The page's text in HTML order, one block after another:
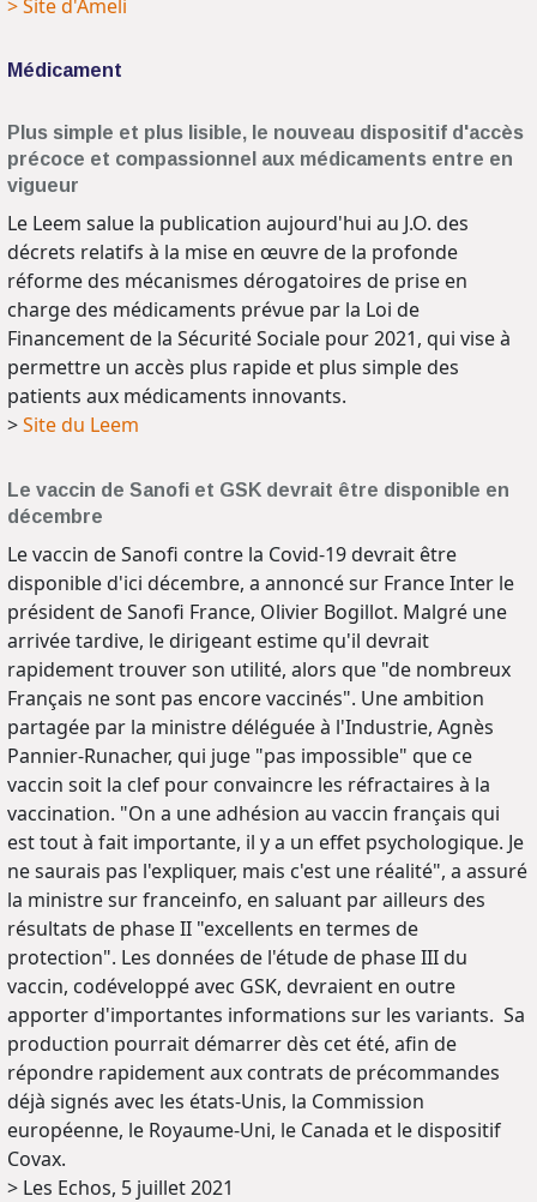
> Site d'Ameli
Médicament
Plus simple et plus lisible, le nouveau dispositif d'accès
précoce et compassionnel aux médicaments entre en
vigueur
Le Leem salue la publication aujourd'hui au J.O. des
décrets relatifs à la mise en œuvre de la profonde
réforme des mécanismes dérogatoires de prise en
charge des médicaments prévue par la Loi de
Financement de la Sécurité Sociale pour 2021, qui vise à
permettre un accès plus rapide et plus simple des
patients aux médicaments innovants.
>Site du Leem
Le vaccin de Sanofi et GSK devrait être disponible en
décembre
Le vaccin de Sanofi contre la Covid-19 devrait être
disponible d'ici décembre, a annoncé sur France Inter le
président de Sanofi France, Olivier Bogillot. Malgré une
arrivée tardive, le dirigeant estime qu'il devrait
rapidement trouver son utilité, alors que "de nombreux
Français ne sont pas encore vaccinés". Une ambition
partagée par la ministre déléguée à l'Industrie, Agnès
Pannier-Runacher, qui juge "pas impossible" que ce
vaccin soit la clef pour convaincre les réfractaires à la
vaccination. "On a une adhésion au vaccin français qui
est tout à fait importante, il y a un effet psychologique. Je
ne saurais pas l'expliquer, mais c'est une réalité", a assuré
la ministre sur franceinfo, en saluant par ailleurs des
résultats de phase II "excellents en termes de
protection". Les données de l'étude de phase III du
vaccin, codéveloppé avec GSK, devraient en outre
apporter d'importantes informations sur les variants. Sa
production pourrait démarrer dès cet été, afin de
répondre rapidement aux contrats de précommandes
déjà signés avec les états-Unis, la Commission
européenne, le Royaume-Uni, le Canada et le dispositif
Covax.
> Les Echos, 5 juillet 2021